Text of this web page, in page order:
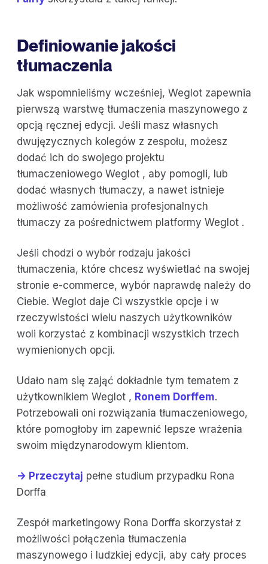
Definiowanie jakości
tłumaczenia
Jak wspomnieliśmy wcześniej, Weglot zapewnia
pierwszą warstwę tłumaczenia maszynowego z
opcją ręcznej edycji. Jeśli masz własnych
dwujęzycznych kolegów z zespołu, możesz
dodać ich do swojego projektu
tłumaczeniowego Weglot , aby pomogli, lub
dodać własnych tłumaczy, a nawet istnieje
możliwość zamówienia profesjonalnych
tłumaczy za pośrednictwem platformy Weglot .
Jeśli chodzi o wybór rodzaju jakości
tłumaczenia, które chcesz wyświetlać na swojej
stronie e-commerce, wybór naprawdę należy do
Ciebie. Weglot daje Ci wszystkie opcje i w
rzeczywistości wielu naszych użytkowników
woli korzystać z kombinacji wszystkich trzech
wymienionych opcji.
Udało nam się zająć dokładnie tym tematem z
użytkownikiem Weglot , Ronem Dorffem.
Potrzebowali oni rozwiązania tłumaczeniowego,
które pomogłoby im zapewnić lepsze wrażenia
swoim międzynarodowym klientom.
-> Przeczytaj pełne studium przypadku Rona
Dorffa
Zespół marketingowy Rona Dorffa skorzystał z
możliwości połączenia tłumaczenia
maszynowego i ludzkiej edycji, aby cały proces